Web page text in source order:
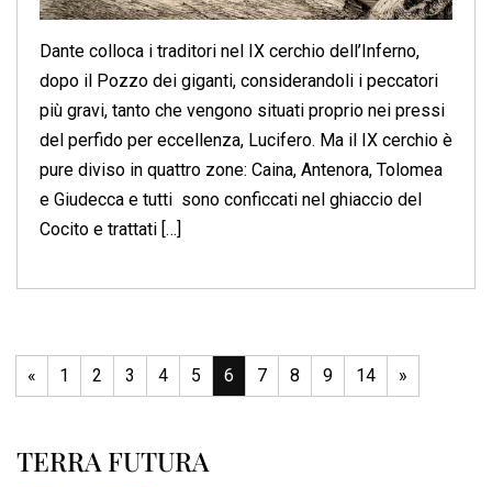
Dante colloca i traditori nel IX cerchio dell’Inferno,
dopo il Pozzo dei giganti, considerandoli i peccatori
più gravi, tanto che vengono situati proprio nei pressi
del perfido per eccellenza, Lucifero. Ma il IX cerchio è
pure diviso in quattro zone: Caina, Antenora, Tolomea
e Giudecca e tutti sono conficcati nel ghiaccio del
Cocito e trattati […]
« 1 2 3 4 5 6 7 8 9 14 »
TERRA FUTURA